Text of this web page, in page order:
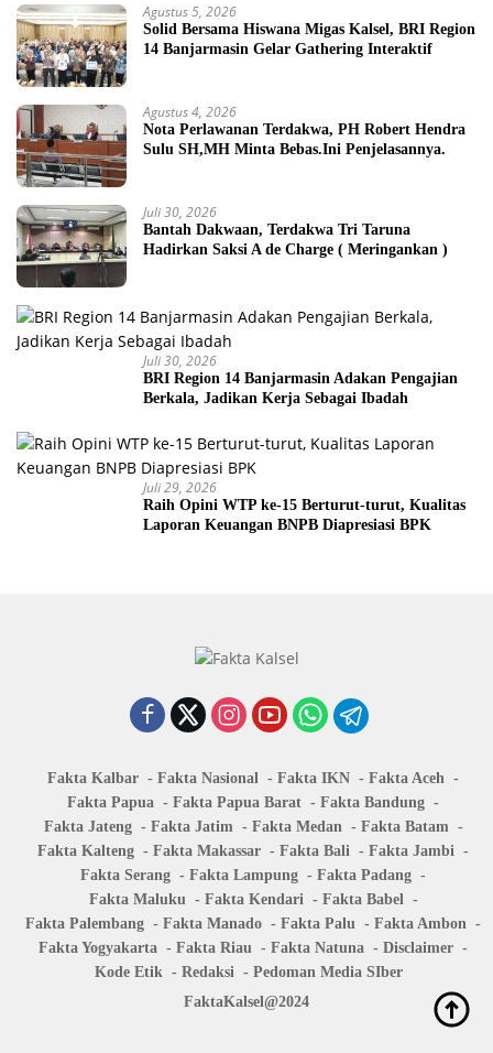
Agustus 5, 2026
Solid Bersama Hiswana Migas Kalsel, BRI Region
14 Banjarmasin Gelar Gathering Interaktif
Agustus 4, 2026
Nota Perlawanan Terdakwa, PH Robert Hendra
Sulu SH,MH Minta Bebas.Ini Penjelasannya.
Juli 30, 2026
Bantah Dakwaan, Terdakwa Tri Taruna
Hadirkan Saksi A de Charge ( Meringankan )
Juli 30, 2026
BRI Region 14 Banjarmasin Adakan Pengajian
Berkala, Jadikan Kerja Sebagai Ibadah
Juli 29, 2026
Raih Opini WTP ke-15 Berturut-turut, Kualitas
Laporan Keuangan BNPB Diapresiasi BPK
Fakta Kalbar Fakta Nasional Fakta IKN
Fakta Aceh
Fakta Papua
Fakta Papua Barat
Fakta Bandung
Fakta Jateng
Fakta Jatim Fakta Medan
Fakta Batam
Fakta Kalteng
Fakta Makassar Fakta Bali
Fakta Jambi
Fakta Serang
Fakta Lampung
Fakta Padang
Fakta Maluku
Fakta Kendari
Fakta Babel
Fakta Palembang
Fakta Manado Fakta Palu
Fakta Ambon
Fakta Yogyakarta
Fakta Riau Fakta Natuna
Disclaimer
Kode Etik
Redaksi
Pedoman Media SIber
FaktaKalsel@2024